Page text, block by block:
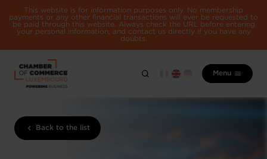
This website is for information purposes only. No membership
payments or any other financial transactions will ever be requested to
be paid through this website. Always check the URL before entering
your personal information, and contact us directly if you have any
doubts.
Menu
Back to the list